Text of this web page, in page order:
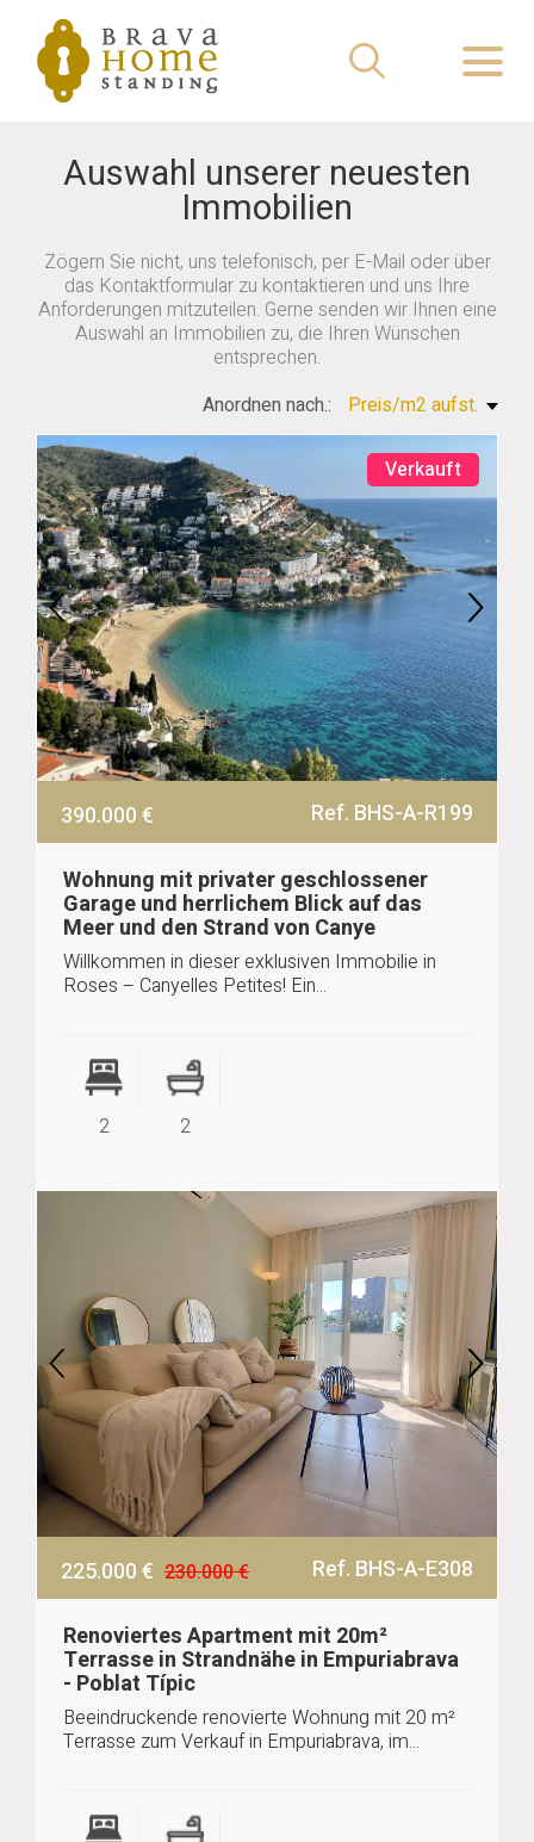
Auswahl unserer neuesten
Immobilien
Zögern Sie nicht, uns telefonisch, per E-Mail oder über
das Kontaktformular zu kontaktieren und uns Ihre
Anforderungen mitzuteilen. Gerne senden wir Ihnen eine
Auswahl an Immobilien zu, die Ihren Wünschen
entsprechen.
Anordnen nach.:
Preis/m2 aufst.
Verkauft
390.000 € Ref. BHS-A-R199
Wohnung mit privater geschlossener
Garage und herrlichem Blick auf das
Meer und den Strand von Canye
Willkommen in dieser exklusiven Immobilie in
Roses – Canyelles Petites! Ein...
2 2
225.000 € 230.000 € Ref. BHS-A-E308
Renoviertes Apartment mit 20m²
Terrasse in Strandnähe in Empuriabrava
- Poblat Típic
Beeindruckende renovierte Wohnung mit 20 m²
Terrasse zum Verkauf in Empuriabrava, im...